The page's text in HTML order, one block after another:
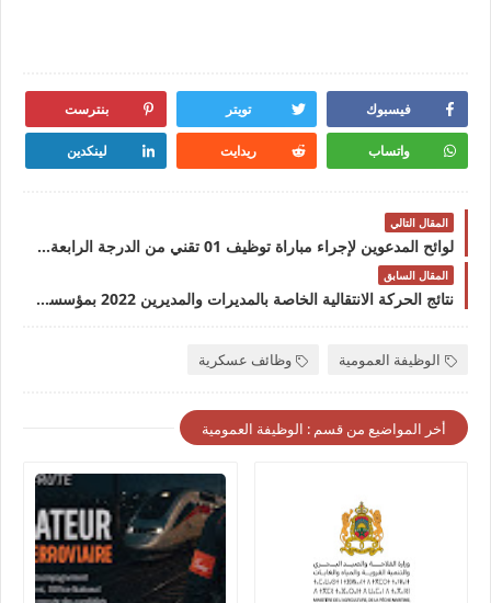
فيسبوك تويتر بنترست
واتساب ريدايت لينكدين
المقال التالي
لوائح المدعوين لإجراء مباراة توظيف 01 تقني من الدرجة الرابعة بجماعة تلمي إقليم تنغيرلوائح المدعوين لإجراء مباراة توظيف 01 تقني من الدرجة الرابعة بجماعة تلمي إقليم تنغير
المقال السابق
نتائج الحركة الانتقالية الخاصة بالمديرات والمديرين 2022 بمؤسسات التربية والتعليم العمومينتائج الحركة الانتقالية الخاصة بالمديرات والمديرين 2022 بمؤسسات التربية والتعليم العمومي
الوظيفة العمومية وظائف عسكرية
أخر المواضيع من قسم : الوظيفة العمومية